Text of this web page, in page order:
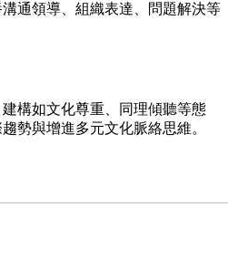
通領導、組織表達、問題解決等
構如文化尊重、同理傾聽等態
勢與增進多元文化脈絡思維。